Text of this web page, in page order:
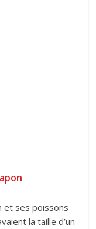
et ses poissons
la taille d’un